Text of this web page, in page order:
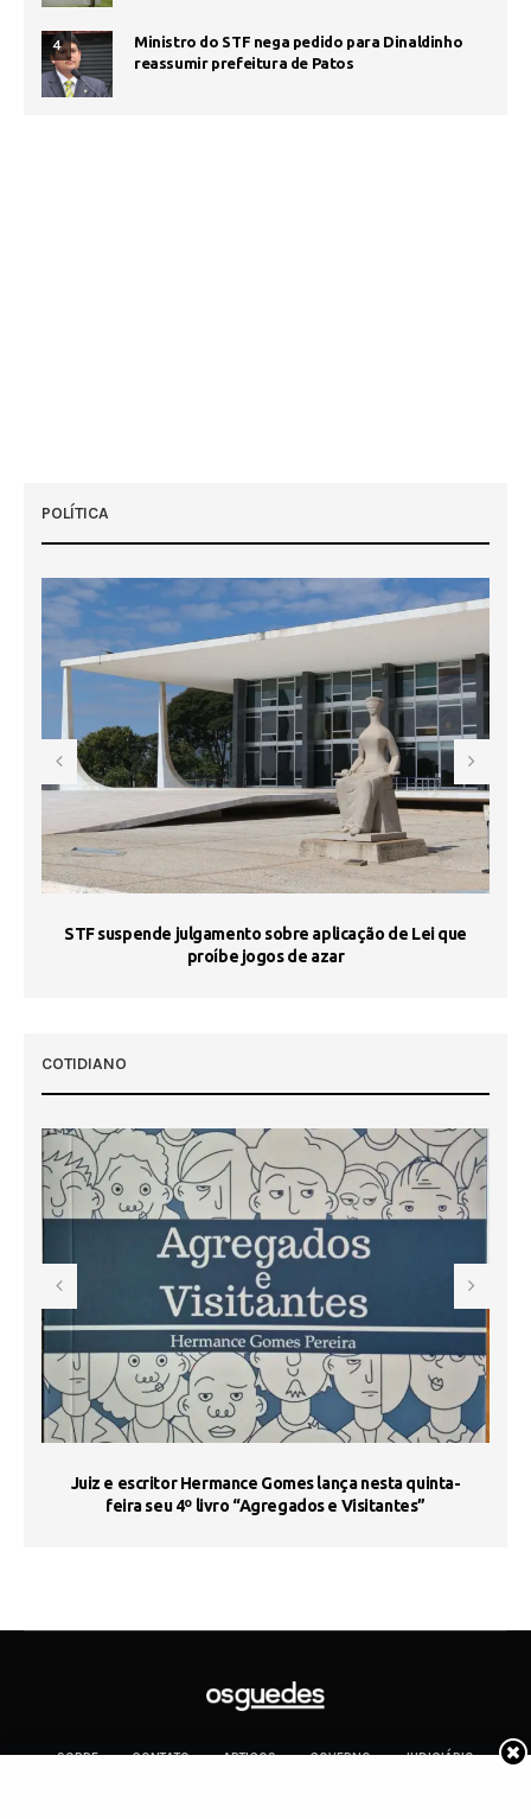
4
Ministro do STF nega pedido para Dinaldinho
reassumir prefeitura de Patos
POLÍTICA
STF suspende julgamento sobre aplicação de Lei que
proíbe jogos de azar
COTIDIANO
Juiz e escritor Hermance Gomes lança nesta quinta-
feira seu 4º livro “Agregados e Visitantes”
SOBRE CONTATO ARTIGOS GOVERNO
JUDICIÁRIO